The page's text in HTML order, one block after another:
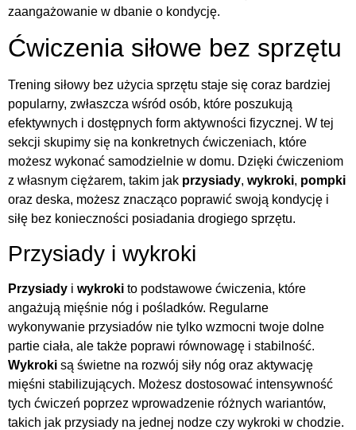
zaangażowanie w dbanie o kondycję.
Ćwiczenia siłowe bez sprzętu
Trening siłowy bez użycia sprzętu staje się coraz bardziej
popularny, zwłaszcza wśród osób, które poszukują
efektywnych i dostępnych form aktywności fizycznej. W tej
sekcji skupimy się na konkretnych ćwiczeniach, które
możesz wykonać samodzielnie w domu. Dzięki ćwiczeniom
z własnym ciężarem, takim jak przysiady, wykroki, pompki
oraz deska, możesz znacząco poprawić swoją kondycję i
siłę bez konieczności posiadania drogiego sprzętu.
Przysiady i wykroki
Przysiady i wykroki to podstawowe ćwiczenia, które
angażują mięśnie nóg i pośladków. Regularne
wykonywanie przysiadów nie tylko wzmocni twoje dolne
partie ciała, ale także poprawi równowagę i stabilność.
Wykroki są świetne na rozwój siły nóg oraz aktywację
mięśni stabilizujących. Możesz dostosować intensywność
tych ćwiczeń poprzez wprowadzenie różnych wariantów,
takich jak przysiady na jednej nodze czy wykroki w chodzie.